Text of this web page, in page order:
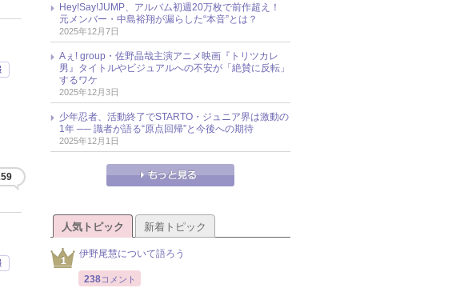
Hey!Say!JUMP、アルバム初週20万枚で前作超え！
元メンバー・中島裕翔が漏らした“本音”とは？
2025年12月7日
Aぇ! group・佐野晶哉主演アニメ映画『トリツカレ
男』タイトルやビジュアルへの不安が「絶賛に反転」
するワケ
2025年12月3日
少年忍者、活動終了でSTARTO・ジュニア界は激動の
1年 ── 識者が語る“原点回帰”と今後への期待
2025年12月1日
人気トピック 新着トピック
伊野尾慧について語ろう
238コメント